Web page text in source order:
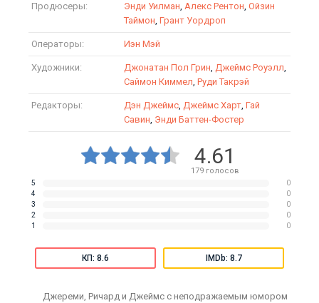
Продюсеры: Энди Уилман, Алекс Рентон, Ойзин
Таймон, Грант Уордроп
Операторы: Иэн Мэй
Художники: Джонатан Пол Грин, Джеймс Роуэлл,
Саймон Киммел, Руди Такрэй
Редакторы: Дэн Джеймс, Джеймс Харт, Гай
Савин, Энди Баттен-Фостер
4.61
179голосов
5
0
4
0
3
0
2
0
1
0
КП: 8.6 IMDb: 8.7
Джереми, Ричард и Джеймс с неподражаемым юмором